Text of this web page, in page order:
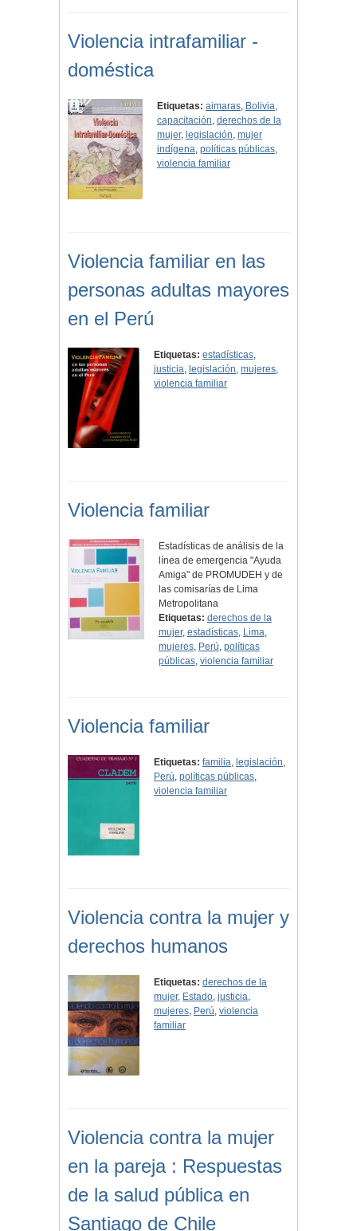
Violencia intrafamiliar -
doméstica
Etiquetas: aimaras, Bolivia,
capacitación, derechos de la
mujer, legislación, mujer
indígena, políticas públicas,
violencia familiar
Violencia familiar en las
personas adultas mayores
en el Perú
Etiquetas: estadísticas,
justicia, legislación,mujeres,
violencia familiar
Violencia familiar
Estadísticas de análisis de la
línea de emergencia "Ayuda
Amiga" de PROMUDEH y de
las comisarías de Lima
Metropolitana
Etiquetas: derechos de la
mujer, estadísticas, Lima,
mujeres, Perú, políticas
públicas, violencia familiar
Violencia familiar
Etiquetas: familia, legislación,
Perú,políticas públicas,
violencia familiar
Violencia contra la mujer y
derechos humanos
Etiquetas: derechos de la
mujer, Estado,justicia,
mujeres, Perú,violencia
familiar
Violencia contra la mujer
en la pareja : Respuestas
de la salud pública en
Santiago de Chile